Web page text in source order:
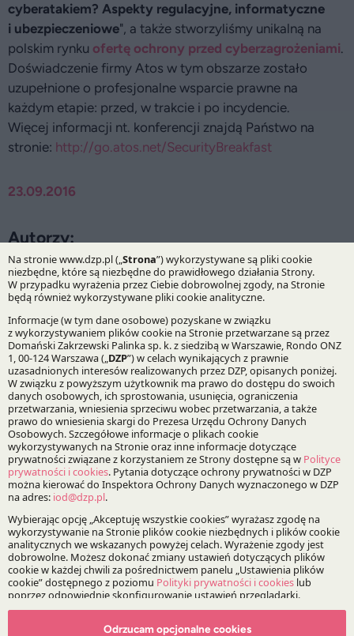
23.09.2016
Autorzy:
Wojciech Dziomdziora
Praktyki:
IP&TMT
Specjalizacje:
Technologie, media, telekomunikacja
cyberatakiem? Aspekty regulacyjne, informatyczne
i ubezpieczeniowe", a także stworzyliśmy unikalną na
polskim rynku ofertę ochrony przed cyberzagrożeniami.
Doświadczenie firmy Atos w tym obszarze zostało
uzupełnione o profesjonalne wsparcie prawne na
każdym etapie: przed, w trakcie i po incydencie.
Więcej informacji nt. konferencji znajdą Państwo na
stronie: http://go.atos.net/SecurityBreakfast
Bądź na bieżąco z DZP
Zapisz
Odrzucam opcjonalne cookies